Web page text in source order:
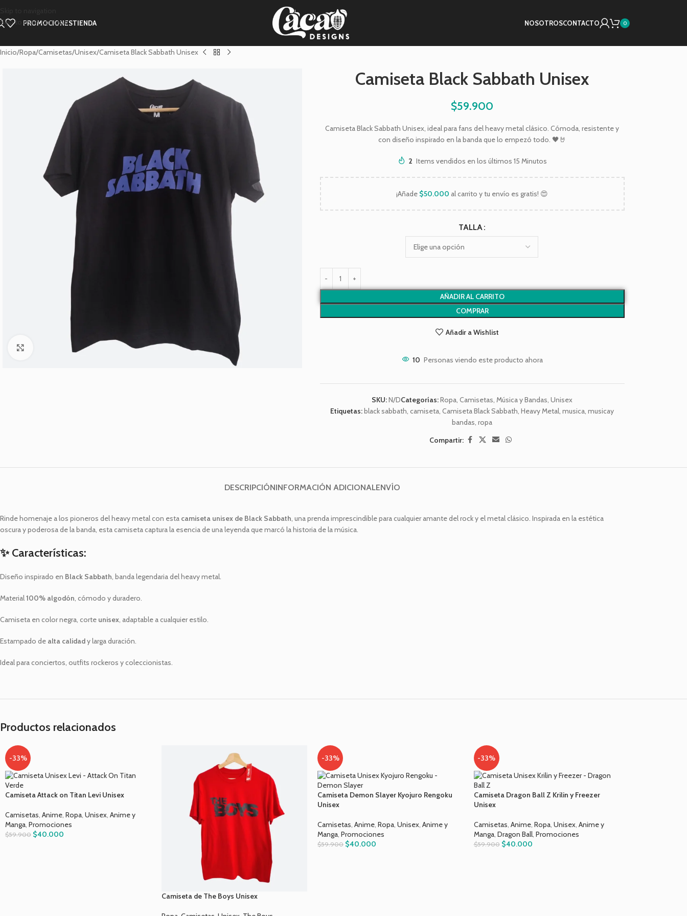
Skip to main content
PROMOCIONESTIENDA
Series y Películas
¿Envío GRATIS?
Compra $150.000 o más y te regalamos el envío.
¡Destacado del mes!
NOSOTROSCONTACTO 0
Inicio Ropa Camisetas Unisex Camiseta Black Sabbath Unisex
Click to enlarge
Camiseta Black Sabbath Unisex
$59.900
Camiseta Black Sabbath Unisex, ideal para fans del heavy metal clásico. Cómoda, resistente y
con diseño inspirado en la banda que lo empezó todo. 🖤🤘
2 Items vendidos en los últimos 15 Minutos
¡Añade $50.000 al carrito y tu envío es gratis! 😍
TALLA
AÑADIR AL CARRITO
COMPRAR
Añadir a Wishlist
10 Personas viendo este producto ahora
SKU:N/DCategorías:Ropa, Camisetas, Música y Bandas, Unisex
Etiquetas:black sabbath, camiseta, Camiseta Black Sabbath, Heavy Metal, musica, musicay
bandas, ropa
Compartir:
DESCRIPCIÓNINFORMACIÓN ADICIONALENVÍO
Rinde homenaje a los pioneros del heavy metal con esta camiseta unisex de Black Sabbath, una prenda imprescindible para cualquier amante del rock y el metal clásico. Inspirada en la estética
oscura y poderosa de la banda, esta camiseta captura la esencia de una leyenda que marcó la historia de la música.
✨ Características:
Diseño inspirado en Black Sabbath, banda legendaria del heavy metal.
Material100% algodón, cómodo y duradero.
Camiseta en color negra, corte unisex, adaptable a cualquier estilo.
Estampado de alta calidady larga duración.
Ideal para conciertos, outfits rockeros y coleccionistas.
Productos relacionados
-33%
Camiseta Attack on Titan Levi Unisex
Camisetas, Anime, Ropa, Unisex, Anime y
Manga, Promociones
$59.900 $40.000
Camiseta de The Boys Unisex
-33%
Camiseta Demon Slayer Kyojuro Rengoku
Unisex
Camisetas, Anime, Ropa, Unisex, Anime y
Manga, Promociones
$59.900 $40.000
-33%
Camiseta Dragon Ball Z Krilin y Freezer
Unisex
Camisetas, Anime, Ropa, Unisex, Anime y
Manga, Dragon Ball, Promociones
$59.900 $40.000
15%en tu primera compra